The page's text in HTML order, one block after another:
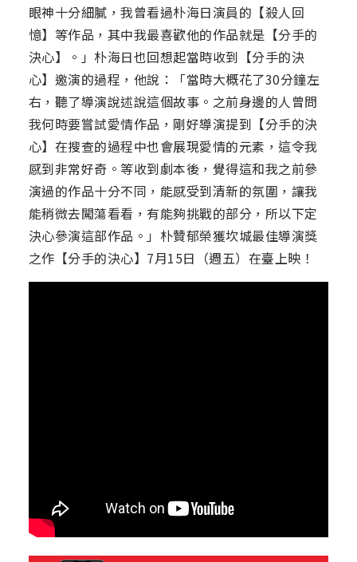
眼神十分細膩，我曾看過朴海日演員的【殺人回
憶】等作品，其中我最喜歡他的作品就是【分手的
決心】。」朴海日也回想起當時收到【分手的決
心】邀演的過程，他說：「當時大概花了30分鐘左
右，聽了導演說述說這個故事。之前身邊的人曾問
我何時要嘗試愛情作品，剛好導演提到【分手的決
心】在搜查的過程中也會展現愛情的元素，這令我
感到非常好奇。等收到劇本後，覺得這和我之前參
演過的作品十分不同，能感受到清新的氛圍，讓我
能稍微去闖蕩看看，有能夠挑戰的部分，所以下定
決心參演這部作品。」朴贊郁榮獲坎城最佳導演獎
之作【分手的決心】7月15日（週五）在臺上映！